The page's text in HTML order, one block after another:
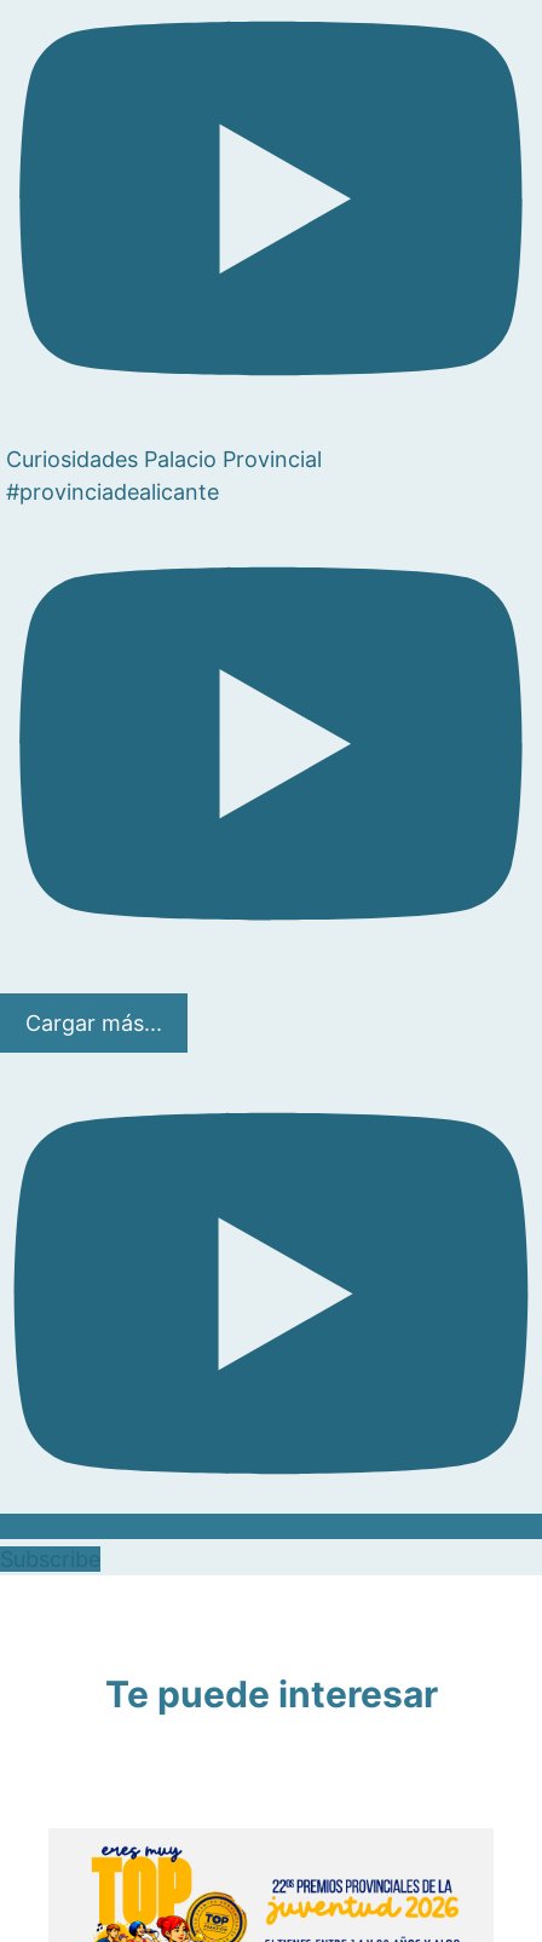
Curiosidades Palacio Provincial
#provinciadealicante
Cargar más...
Te puede interesar